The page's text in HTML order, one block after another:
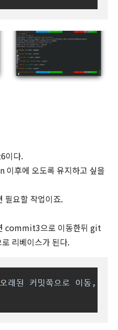
이다.
후에 오도록 유지하고 싶을
필요할 작업이죠.
commit3으로 이동한뒤 git
리베이스가 된다.
커밋쪽으로 이동, 새로